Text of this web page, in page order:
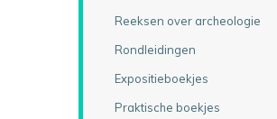
Reeksen over archeologie
Rondleidingen
Expositieboekjes
Praktische boekjes